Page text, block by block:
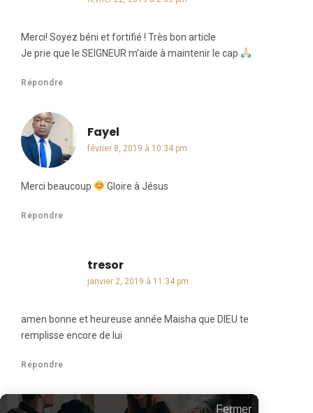
Merci! Soyez béni et fortifié ! Très bon article
Je prie que le SEIGNEUR m’aide à maintenir le cap
Répondre
Fayel
février 8, 2019 à 10:34 pm
Merci beaucoup Gloire à Jésus
Répondre
tresordit :
janvier 2, 2019 à 11:34 pm
amen bonne et heureuse année Maisha que DIEU te
remplisse encore de lui
Répondre
Fermer